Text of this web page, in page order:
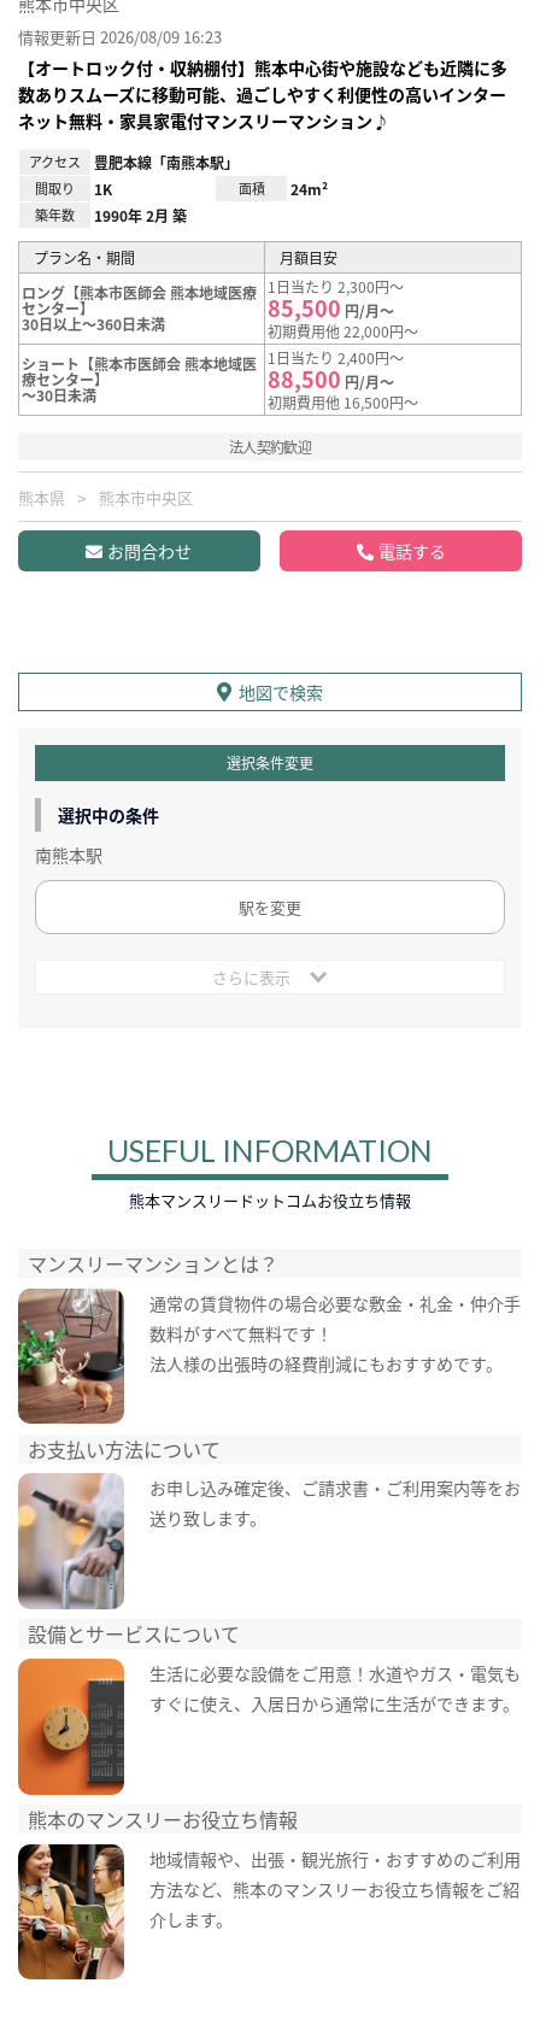
情報更新日 2026/08/09 16:23
【オートロック付・収納棚付】熊本中心街や施設なども近隣に多
数ありスムーズに移動可能、過ごしやすく利便性の高いインター
ネット無料・家具家電付マンスリーマンション♪
アクセス 豊肥本線「南熊本駅」
間取り 1K 面積 24m²
築年数 1990年 2月 築
プラン名・期間
月額目安
ロング【熊本市医師会 熊本地域医療
センター】
30日以上～360日未満
1日当たり 2,300円～
85,500 円/月～
初期費用他 22,000円～
ショート【熊本市医師会 熊本地域医
療センター】
～30日未満
1日当たり 2,400円～
88,500 円/月～
初期費用他 16,500円～
法人契約歓迎
熊本県 熊本市中央区
お問合わせ 電話する
地図で検索
選択条件変更
選択中の条件
南熊本駅
駅を変更
さらに表示
USEFUL INFORMATION
熊本マンスリードットコムお役立ち情報
マンスリーマンションとは？
通常の賃貸物件の場合必要な敷金・礼金・仲介手
数料がすべて無料です！
法人様の出張時の経費削減にもおすすめです。
お支払い方法について
お申し込み確定後、ご請求書・ご利用案内等をお
送り致します。
設備とサービスについて
生活に必要な設備をご用意！水道やガス・電気も
すぐに使え、入居日から通常に生活ができます。
熊本のマンスリーお役立ち情報
地域情報や、出張・観光旅行・おすすめのご利用
方法など、熊本のマンスリーお役立ち情報をご紹
介します。